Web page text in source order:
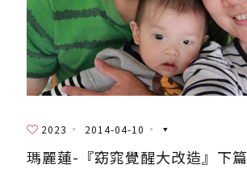
2023 2014-04-10
瑪麗蓮-『窈窕覺醒大改造』下篇